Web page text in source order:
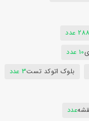
288 عدد
10 عدد
بلوک اتوکد تست3 عدد
عدد